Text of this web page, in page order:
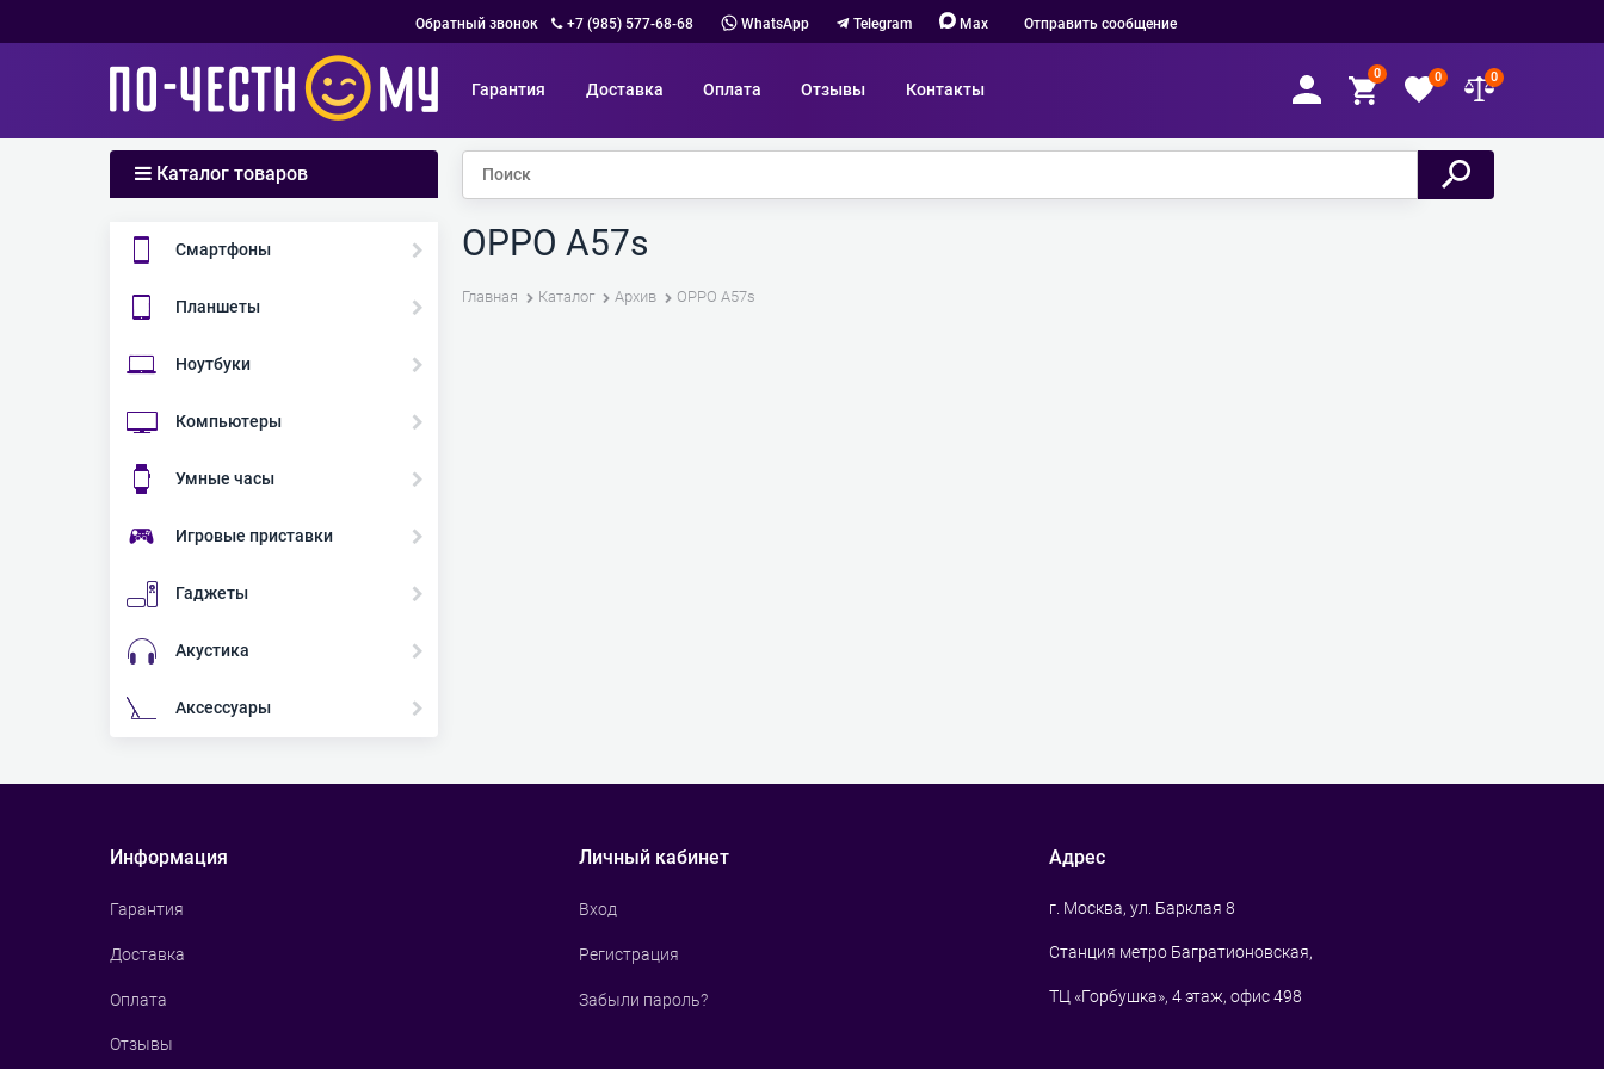
Обратный звонок +7 (985) 577-68-68 WhatsApp Telegram Max Отправить сообщение
Гарантия Доставка Оплата Отзывы Контакты
0 0 0
Каталог товаров
Смартфоны
Планшеты
Ноутбуки
Компьютеры
Умные часы
Игровые приставки
Гаджеты
Акустика
Аксессуары
OPPO A57s
Главная Каталог Архив OPPO A57s
Информация
Гарантия
Доставка
Оплата
Отзывы
Личный кабинет
Вход
Регистрация
Забыли пароль?
Адрес
г. Москва, ул. Барклая 8
Станция метро Багратионовская,
ТЦ «Горбушка», 4 этаж, офис 498